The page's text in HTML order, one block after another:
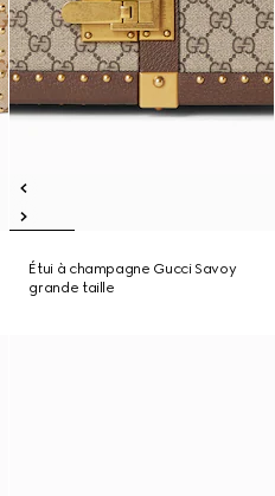
Étui à champagne Gucci Savoy
grande taille